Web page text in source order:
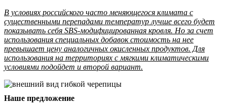
В условиях российского часто меняющегося климата с
существенными перепадами температур лучше всего будет
показывать себя SBS-модифицированная кровля. Но за счет
использования специальных добавок стоимость на нее
превышает цену аналогичных окисленных продуктов. Для
использования на территориях с мягкими климатическими
условиями подойдет и второй вариант.
Наше предложение